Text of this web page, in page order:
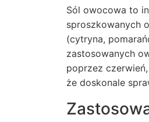
Sól owocowa to
sproszkowanych
(cytryna,
zastosowanych
poprzez
że doskonale